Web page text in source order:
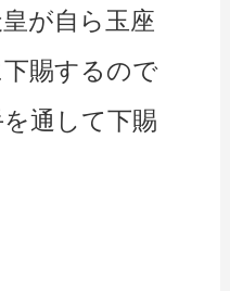
が自ら玉座
賜するので
通して下賜